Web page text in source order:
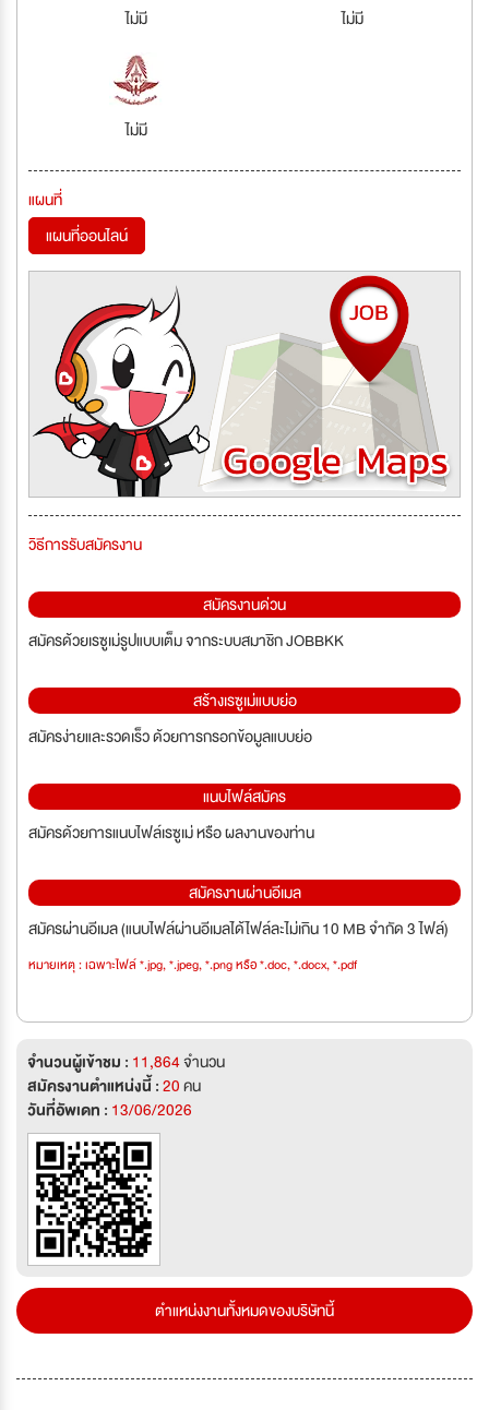
ไม่มี ไม่มี
ไม่มี
แผนที่
แผนที่ออนไลน์
วิธีการรับสมัครงาน
สมัครงานด่วน
สมัครด้วยเรซูเม่รูปแบบเต็ม จากระบบสมาชิก JOBBKK
สร้างเรซูเม่แบบย่อ
สมัครง่ายและรวดเร็ว ด้วยการกรอกข้อมูลแบบย่อ
แนบไฟล์สมัคร
สมัครด้วยการแนบไฟล์เรซูเม่ หรือ ผลงานของท่าน
สมัครงานผ่านอีเมล
สมัครผ่านอีเมล (แนบไฟล์ผ่านอีเมลได้ไฟล์ละไม่เกิน 10 MB จำกัด 3 ไฟล์)
หมายเหตุ : เฉพาะไฟล์ *.jpg, *.jpeg, *.png หรือ *.doc, *.docx, *.pdf
จำนวนผู้เข้าชม : 11,864จำนวน
สมัครงานตำแหน่งนี้ :20คน
วันที่อัพเดท : 13/06/2026
ตำแหน่งงานทั้งหมดของบริษัทนี้